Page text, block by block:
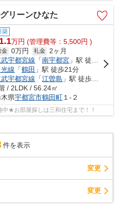
リーンひなた
築
万円 (管理費等：5,500円 )
金 0万円 礼金 2ヶ月
宇都宮線 「南宇都宮 」駅 徒歩8分
光線 「鶴田 」駅 徒歩21分
宇都宮線 「江曽島 」駅 徒歩37分
/ 2LDK / 56.24㎡
県宇都宮市鶴田町１-２
★お部屋探しは三和住宅まで！！
件を表示
変更
変更